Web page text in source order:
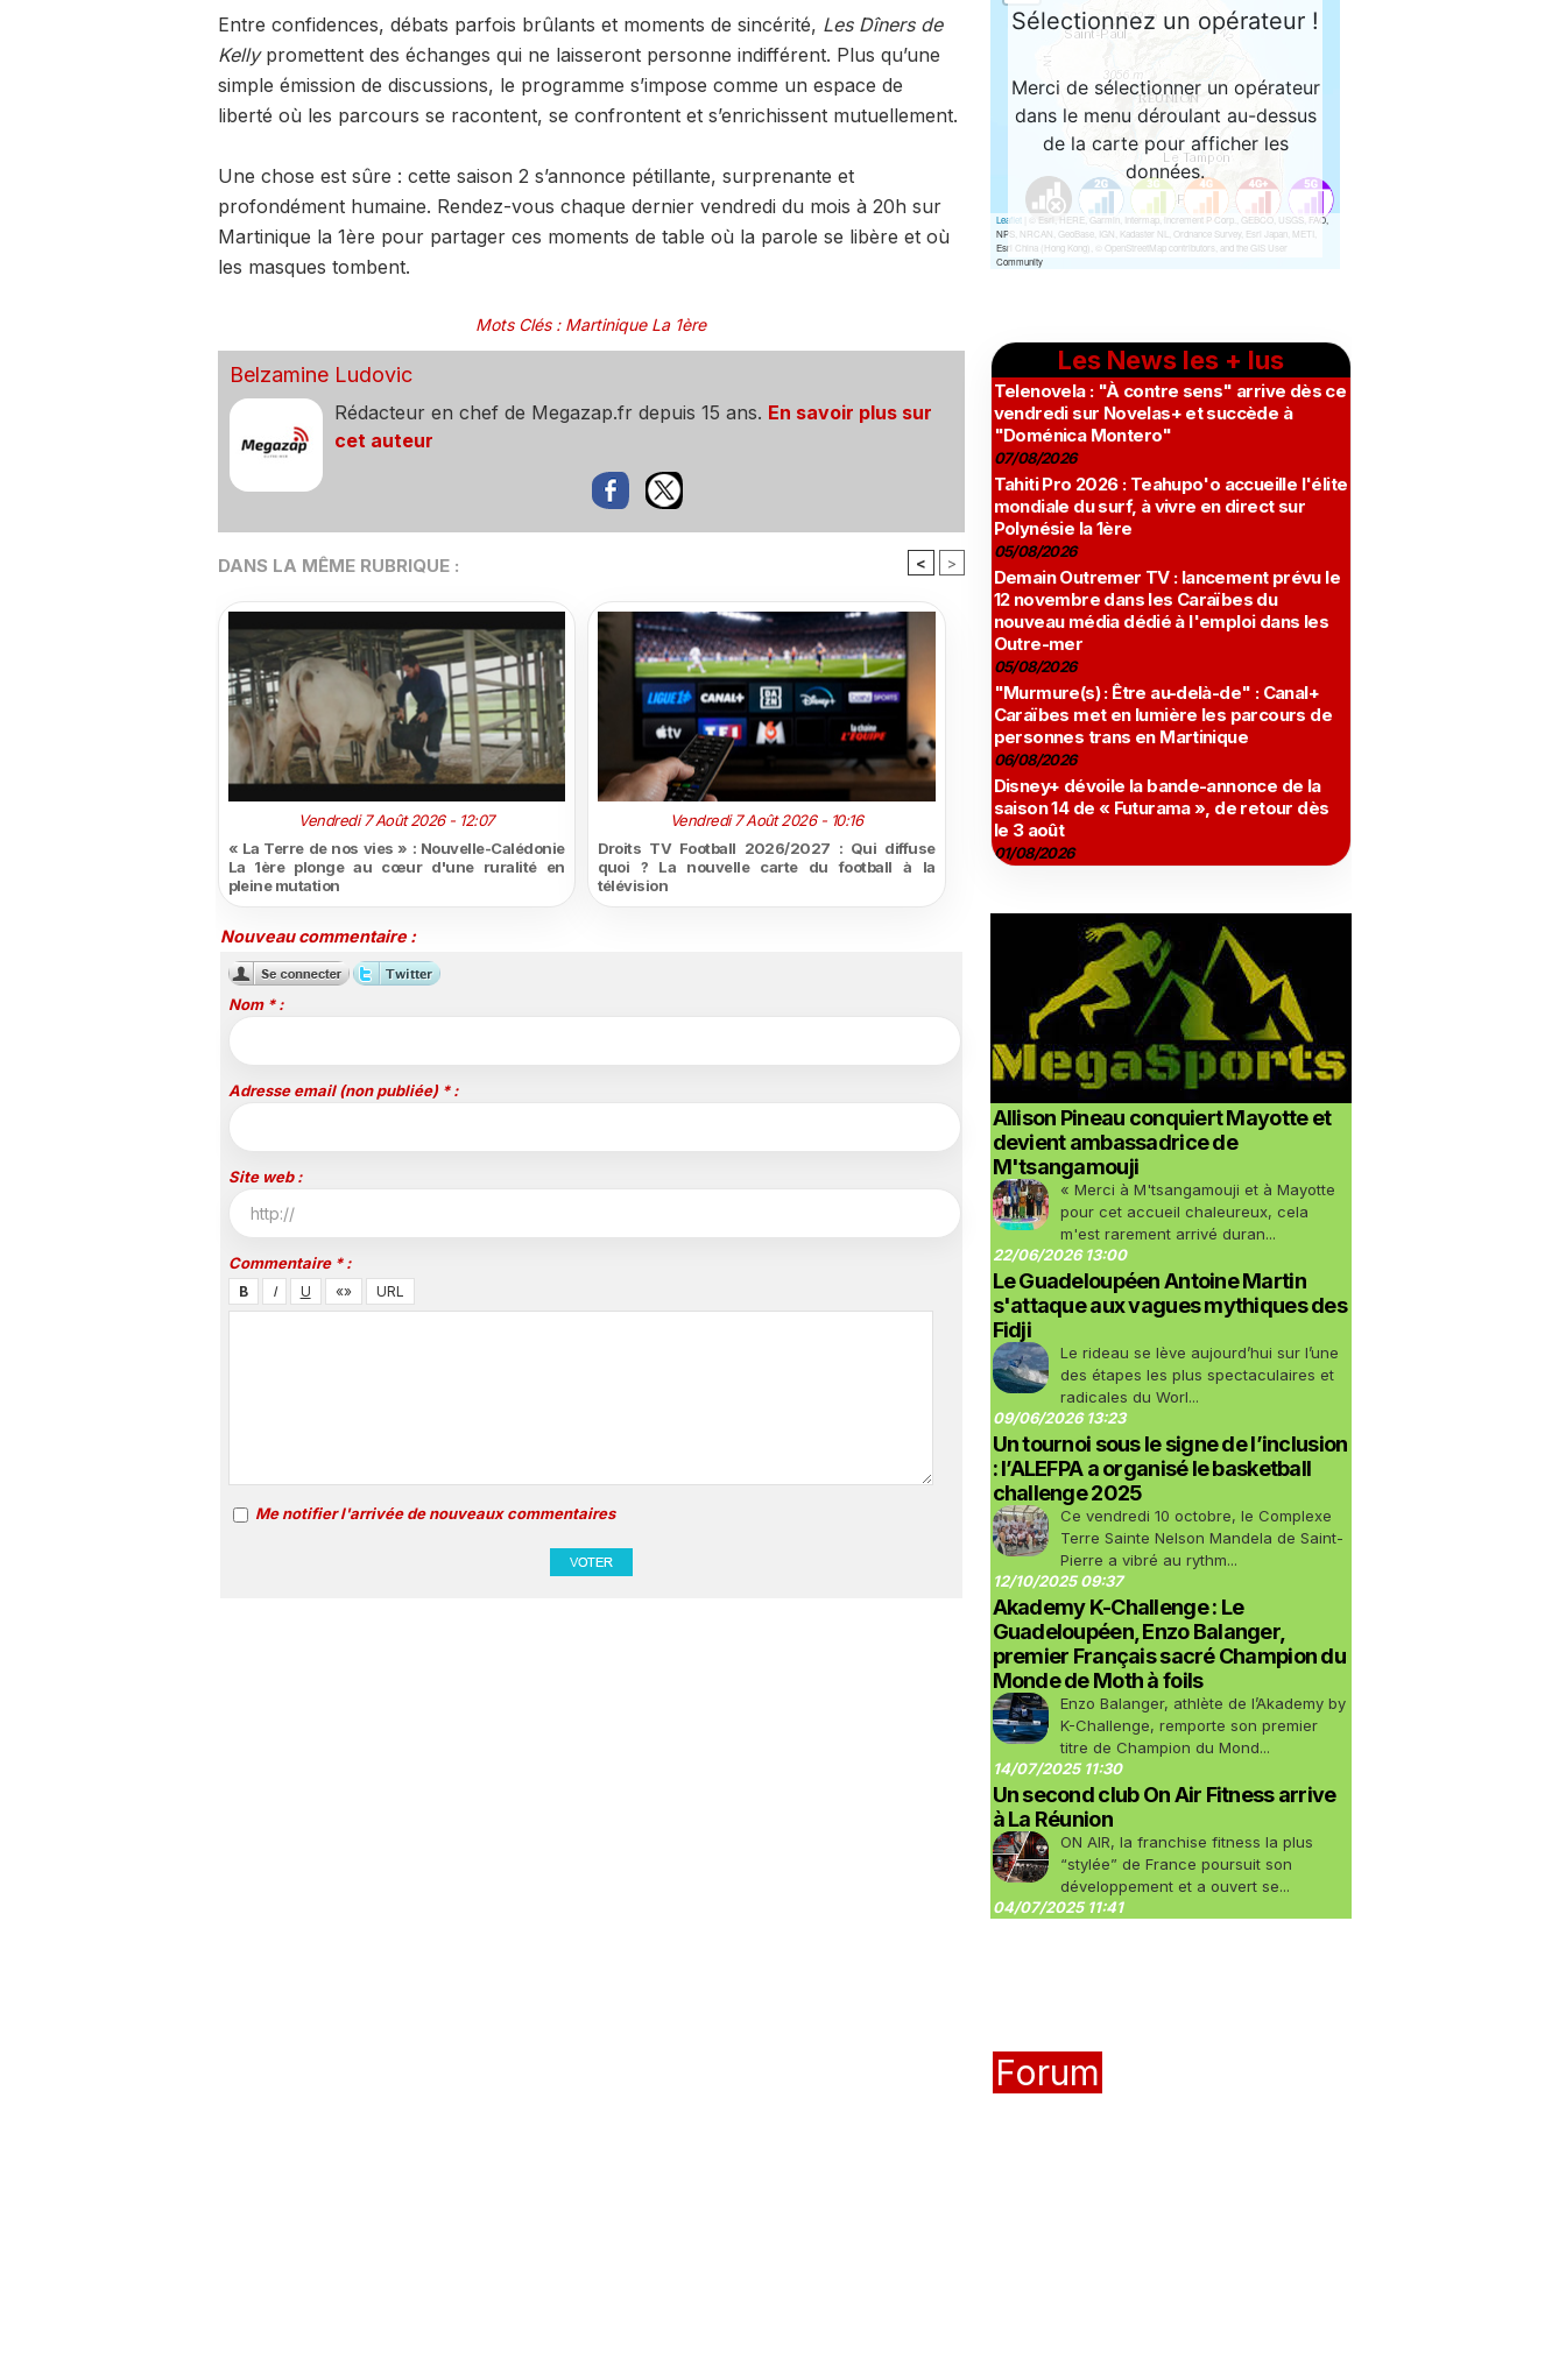
Entre confidences, débats parfois brûlants et moments de sincérité, Les Dîners de
Kellypromettent des échanges qui ne laisseront personne indifférent. Plus qu’une
simple émission de discussions, le programme s’impose comme un espace de
liberté où les parcours se racontent, se confrontent et s’enrichissent mutuellement.
Une chose est sûre : cette saison 2 s’annonce pétillante, surprenante et
profondément humaine. Rendez-vous chaque dernier vendredi du mois à 20h sur
Martinique la 1ère pour partager ces moments de table où la parole se libère et où
les masques tombent.
Mots Clés: Martinique La 1ère
Belzamine Ludovic
Rédacteur en chef de Megazap.fr depuis 15 ans. En savoir plus sur
cet auteur
DANS LA MÊME RUBRIQUE : < >
Vendredi 7 Août 2026 - 12:07
« La Terre de nos vies » : Nouvelle-Calédonie
La 1ère plonge au cœur d'une ruralité en
pleine mutation
Vendredi 7 Août 2026 - 10:16
Droits TV Football 2026/2027 : Qui diffuse
quoi ? La nouvelle carte du football à la
télévision
Nouveau commentaire :
Nom * :
Adresse email (non publiée) * :
Site web :
Commentaire * :
Me notifier l'arrivée de nouveaux commentaires
Les News les + lus
Telenovela : "À contre sens" arrive dès ce
vendredi sur Novelas+ et succède à
"Doménica Montero"
07/08/2026
Tahiti Pro 2026 : Teahupo'o accueille l'élite
mondiale du surf, à vivre en direct sur
Polynésie la 1ère
05/08/2026
Demain Outremer TV : lancement prévu le
12 novembre dans les Caraïbes du
nouveau média dédié à l'emploi dans les
Outre-mer
05/08/2026
"Murmure(s) : Être au-delà-de" : Canal+
Caraïbes met en lumière les parcours de
personnes trans en Martinique
06/08/2026
Disney+ dévoile la bande-annonce de la
saison 14 de « Futurama », de retour dès
le 3 août
01/08/2026
Allison Pineau conquiert Mayotte et
devient ambassadrice de
M'tsangamouji
« Merci à M'tsangamouji et à Mayotte
pour cet accueil chaleureux, cela
m'est rarement arrivé duran...
22/06/2026 13:00
Le Guadeloupéen Antoine Martin
s'attaque aux vagues mythiques des
Fidji
Le rideau se lève aujourd’hui sur l’une
des étapes les plus spectaculaires et
radicales du Worl...
09/06/2026 13:23
Un tournoi sous le signe de l’inclusion
: l’ALEFPA a organisé le basketball
challenge 2025
Ce vendredi 10 octobre, le Complexe
Terre Sainte Nelson Mandela de Saint-
Pierre a vibré au rythm...
12/10/2025 09:37
Akademy K-Challenge : Le
Guadeloupéen, Enzo Balanger,
premier Français sacré Champion du
Monde de Moth à foils
Enzo Balanger, athlète de l’Akademy by
K-Challenge, remporte son premier
titre de Champion du Mond...
14/07/2025 11:30
Un second club On Air Fitness arrive
à La Réunion
ON AIR, la franchise fitness la plus
“stylée” de France poursuit son
développement et a ouvert se...
04/07/2025 11:41
Forum